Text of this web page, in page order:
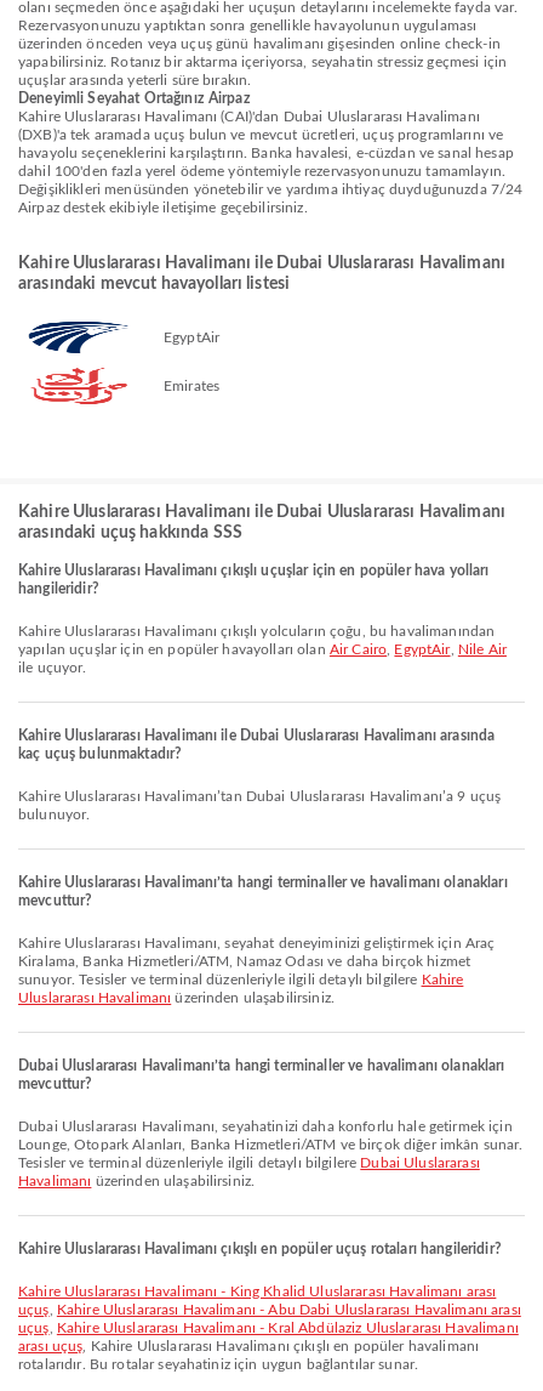
olanı seçmeden önce aşağıdaki her uçuşun detaylarını incelemekte fayda var.
Rezervasyonunuzu yaptıktan sonra genellikle havayolunun uygulaması
üzerinden önceden veya uçuş günü havalimanı gişesinden online check-in
yapabilirsiniz. Rotanız bir aktarma içeriyorsa, seyahatin stressiz geçmesi için
uçuşlar arasında yeterli süre bırakın.
Deneyimli Seyahat Ortağınız Airpaz
Kahire Uluslararası Havalimanı (CAI)'dan Dubai Uluslararası Havalimanı
(DXB)'a tek aramada uçuş bulun ve mevcut ücretleri, uçuş programlarını ve
havayolu seçeneklerini karşılaştırın. Banka havalesi, e-cüzdan ve sanal hesap
dahil 100'den fazla yerel ödeme yöntemiyle rezervasyonunuzu tamamlayın.
Değişiklikleri menüsünden yönetebilir ve yardıma ihtiyaç duyduğunuzda 7/24
Airpaz destek ekibiyle iletişime geçebilirsiniz.
Kahire Uluslararası Havalimanı ile Dubai Uluslararası Havalimanı
arasındaki mevcut havayolları listesi
EgyptAir
Emirates
Kahire Uluslararası Havalimanı ile Dubai Uluslararası Havalimanı
arasındaki uçuş hakkında SSS
Kahire Uluslararası Havalimanı çıkışlı uçuşlar için en popüler hava yolları
hangileridir?
Kahire Uluslararası Havalimanı çıkışlı yolcuların çoğu, bu havalimanından
yapılan uçuşlar için en popüler havayolları olan Air Cairo EgyptAir, Nile Air
ile uçuyor.
Kahire Uluslararası Havalimanı ile Dubai Uluslararası Havalimanı arasında
kaç uçuş bulunmaktadır?
Kahire Uluslararası Havalimanı’tan Dubai Uluslararası Havalimanı’a 9 uçuş
bulunuyor.
Kahire Uluslararası Havalimanı’ta hangi terminaller ve havalimanı olanakları
mevcuttur?
Kahire Uluslararası Havalimanı, seyahat deneyiminizi geliştirmek için Araç
Kiralama, Banka Hizmetleri/ATM, Namaz Odası ve daha birçok hizmet
sunuyor. Tesisler ve terminal düzenleriyle ilgili detaylı bilgilere Kahire
Uluslararası Havalimanı üzerinden ulaşabilirsiniz.
Dubai Uluslararası Havalimanı’ta hangi terminaller ve havalimanı olanakları
mevcuttur?
Dubai Uluslararası Havalimanı, seyahatinizi daha konforlu hale getirmek için
Lounge, Otopark Alanları, Banka Hizmetleri/ATM ve birçok diğer imkân sunar.
Tesisler ve terminal düzenleriyle ilgili detaylı bilgilere Dubai Uluslararası
Havalimanı üzerinden ulaşabilirsiniz.
Kahire Uluslararası Havalimanı çıkışlı en popüler uçuş rotaları hangileridir?
Kahire Uluslararası Havalimanı - King Khalid Uluslararası Havalimanı arası
uçuş
Kahire Uluslararası Havalimanı - Abu Dabi Uluslararası Havalimanı arası
uçuş
Kahire Uluslararası Havalimanı - Kral Abdülaziz Uluslararası Havalimanı
arası uçuş , Kahire Uluslararası Havalimanı çıkışlı en popüler havalimanı
rotalarıdır. Bu rotalar seyahatiniz için uygun bağlantılar sunar.